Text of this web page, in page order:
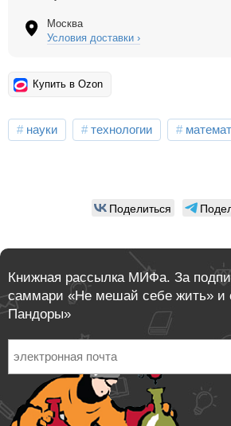
Москва
Условия доставки ›
Купить в Ozon
науки технологии
Поделиться
Книжная рассылка МИФа. За
саммари «Не мешай себе жить» и
Пандоры»